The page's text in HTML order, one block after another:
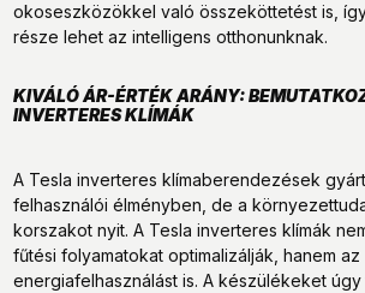
okoseszközökkel való összeköttetést is,
része lehet az intelligens otthonunknak.
KIVÁLÓ ÁR-ÉRTÉK ARÁNY:
INVERTERES KLÍMÁK
A Tesla inverteres klímaberendezések
felhasználói élményben, de a
korszakot nyit. A Tesla inverteres klímák
fűtési folyamatokat optimalizálják, hanem az
energiafelhasználást is. A készülékeket